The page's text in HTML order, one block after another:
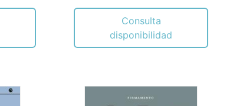
Consulta
disponibilidad